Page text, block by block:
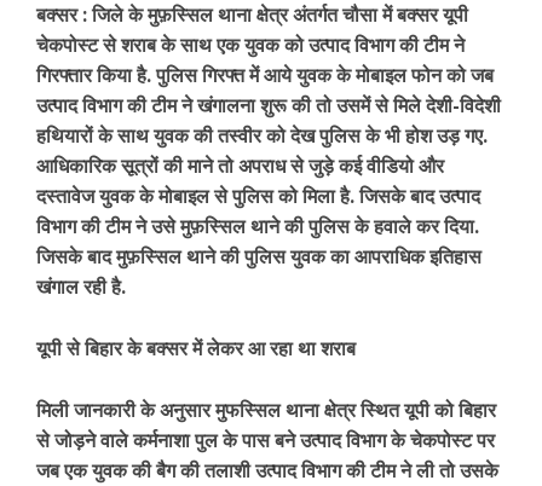
बक्सर :जिले के मुफ़स्सिल थाना क्षेत्र अंतर्गत चौसा में बक्सर यूपी
चेकपोस्ट से शराब के साथ एक युवक को उत्पाद विभाग की टीम ने
गिरफ्तार किया है. पुलिस गिरफ्त में आये युवक के मोबाइल फोन को जब
उत्पाद विभाग की टीम ने खंगालना शुरू की तो उसमें से मिले देशी-विदेशी
हथियारों के साथ युवक की तस्वीर को देख पुलिस के भी होश उड़ गए.
आधिकारिक सूत्रों की माने तो अपराध से जुड़े कई वीडियो और
दस्तावेज युवक के मोबाइल से पुलिस को मिला है. जिसके बाद उत्पाद
विभाग की टीम ने उसे मुफ़स्सिल थाने की पुलिस के हवाले कर दिया.
जिसके बाद मुफ़स्सिल थाने की पुलिस युवक का आपराधिक इतिहास
खंगाल रही है.
यूपी से बिहार के बक्सर में लेकर आ रहा था शराब
मिली जानकारी के अनुसार मुफस्सिल थाना क्षेत्र स्थित यूपी को बिहार
से जोड़ने वाले कर्मनाशा पुल के पास बने उत्पाद विभाग के चेकपोस्ट पर
जब एक युवक की बैग की तलाशी उत्पाद विभाग की टीम ने ली तो उसके